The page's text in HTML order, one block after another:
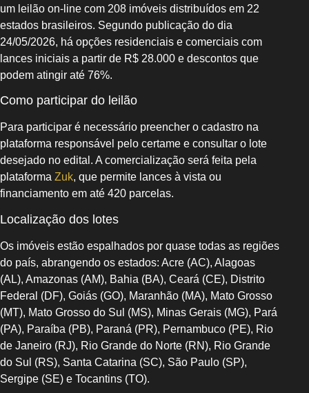
um leilão on-line com 208 imóveis distribuídos em 22
estados brasileiros. Segundo publicação do dia
24/05/2026, há opções residenciais e comerciais com
lances iniciais a partir de R$ 28.000 e descontos que
podem atingir até 76%.
Como participar do leilão
Para participar é necessário preencher o cadastro na
plataforma responsável pelo certame e consultar o lote
desejado no edital. A comercialização será feita pela
plataforma Zuk, que permite lances à vista ou
financiamento em até 420 parcelas.
Localização dos lotes
Os imóveis estão espalhados por quase todas as regiões
do país, abrangendo os estados: Acre (AC), Alagoas
(AL), Amazonas (AM), Bahia (BA), Ceará (CE), Distrito
Federal (DF), Goiás (GO), Maranhão (MA), Mato Grosso
(MT), Mato Grosso do Sul (MS), Minas Gerais (MG), Pará
(PA), Paraíba (PB), Paraná (PR), Pernambuco (PE), Rio
de Janeiro (RJ), Rio Grande do Norte (RN), Rio Grande
do Sul (RS), Santa Catarina (SC), São Paulo (SP),
Sergipe (SE) e Tocantins (TO).